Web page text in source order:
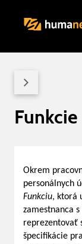
Funkcie
Okrem
personálnych
Funkciu, ktorá
zamestnanca
reprezentovať
špecifikácie